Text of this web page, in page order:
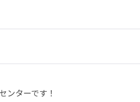
ンターです！